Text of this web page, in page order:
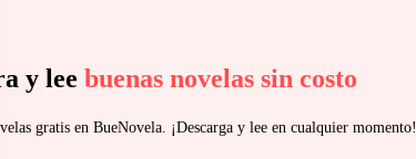
y lee buenas novelas sin costo
gratis en BueNovela. ¡Descarga y lee en cualquier momento!